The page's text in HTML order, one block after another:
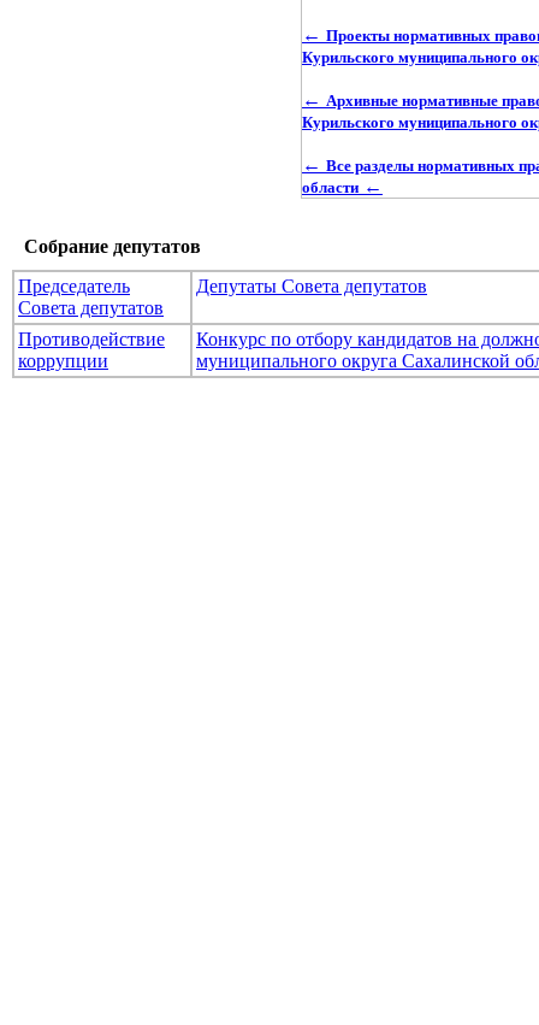
← Проекты нормативных
Курильского муниципального
← Архивные нормативные
Курильского муниципального
← Все разделы нормативных
области ←
Собрание депутатов
Председатель
Совета депутатов
Депутаты Совета депутатов
Противодействие
коррупции
Конкурс по отбору кандидатов на
муниципального округа Сахалинской